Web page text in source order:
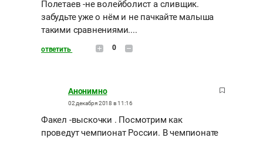
Полетаев -не волейболист а сливщик.
забудьте уже о нём и не пачкайте малыша
такими сравнениями....
ответить 0
Анонимно
02 декабря 2018 в 11:16
Факел -выскочки . Посмотрим как
проведут чемпионат России. В чемпионате